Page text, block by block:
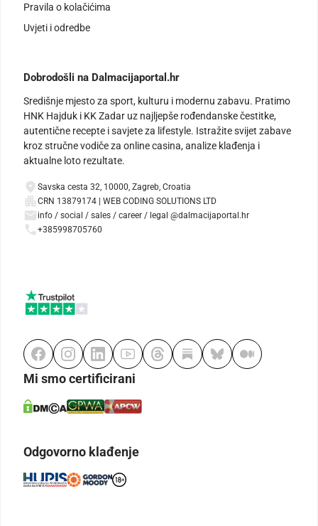
Pravila o kolačićima
Uvjeti i odredbe
Dobrodošli na Dalmacijaportal.hr
Središnje mjesto za sport, kulturu i modernu zabavu. Pratimo
HNK Hajduk i KK Zadar uz najljepše rođendanske čestitke,
autentične recepte i savjete za lifestyle. Istražite svijet zabave
kroz stručne vodiče za online casina, analize klađenja i
aktualne loto rezultate.
Savska cesta 32, 10000, Zagreb, Croatia
CRN 13879174 | WEB CODING SOLUTIONS LTD
info / social / sales / career / legal @dalmacijaportal.hr
+385998705760
Mi smo certificirani
Odgovorno klađenje